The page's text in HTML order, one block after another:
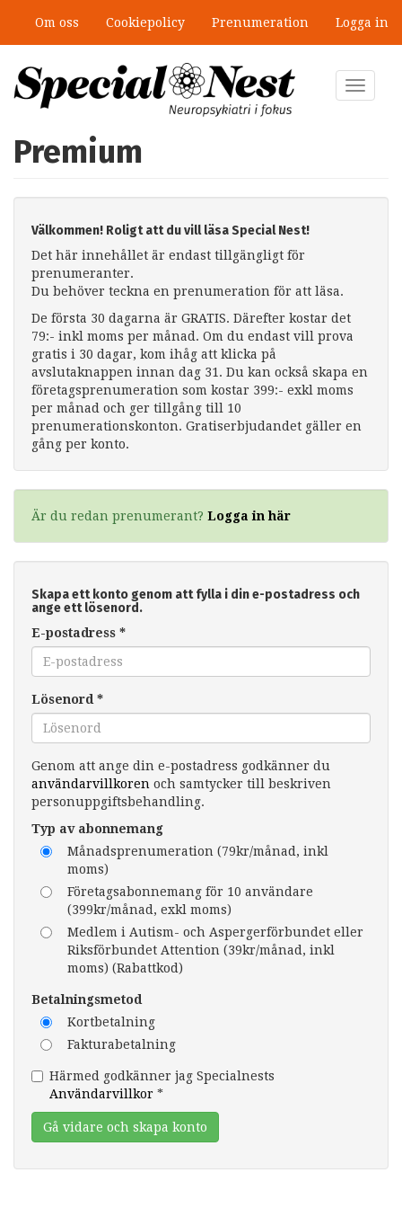
huvudinnehåll
Om oss Cookiepolicy Prenumeration Logga in
Toggle
Premium
Välkommen! Roligt att du vill läsa Special Nest!
Det här innehållet är endast tillgängligt för
prenumeranter.
Du behöver teckna en prenumeration för att läsa.
De första 30 dagarna är GRATIS. Därefter kostar det
79:- inkl moms per månad. Om du endast vill prova
gratis i 30 dagar, kom ihåg att klicka på
avslutaknappen innan dag 31. Du kan också skapa en
företagsprenumeration som kostar 399:- exkl moms
per månad och ger tillgång till 10
prenumerationskonton. Gratiserbjudandet gäller en
gång per konto.
Är du redan prenumerant? Logga in här
Skapa ett konto genom att fylla i din e-postadress och
ange ett lösenord.
E-postadress *
Lösenord *
Genom att ange din e-postadress godkänner du
användarvillkoren och samtycker till beskriven
personuppgiftsbehandling.
Typ av abonnemang
Månadsprenumeration (79kr/månad, inkl
moms)
Företagsabonnemang för 10 användare
(399kr/månad, exkl moms)
Medlem i Autism- och Aspergerförbundet eller
Riksförbundet Attention (39kr/månad, inkl
moms) (Rabattkod)
Betalningsmetod
Kortbetalning
Fakturabetalning
Härmed godkänner jag Specialnests
Användarvillkor *
Gå vidare och skapa konto